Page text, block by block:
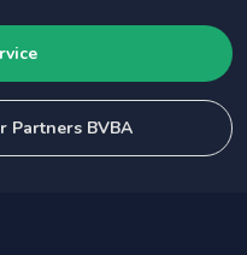
Partners BVBA